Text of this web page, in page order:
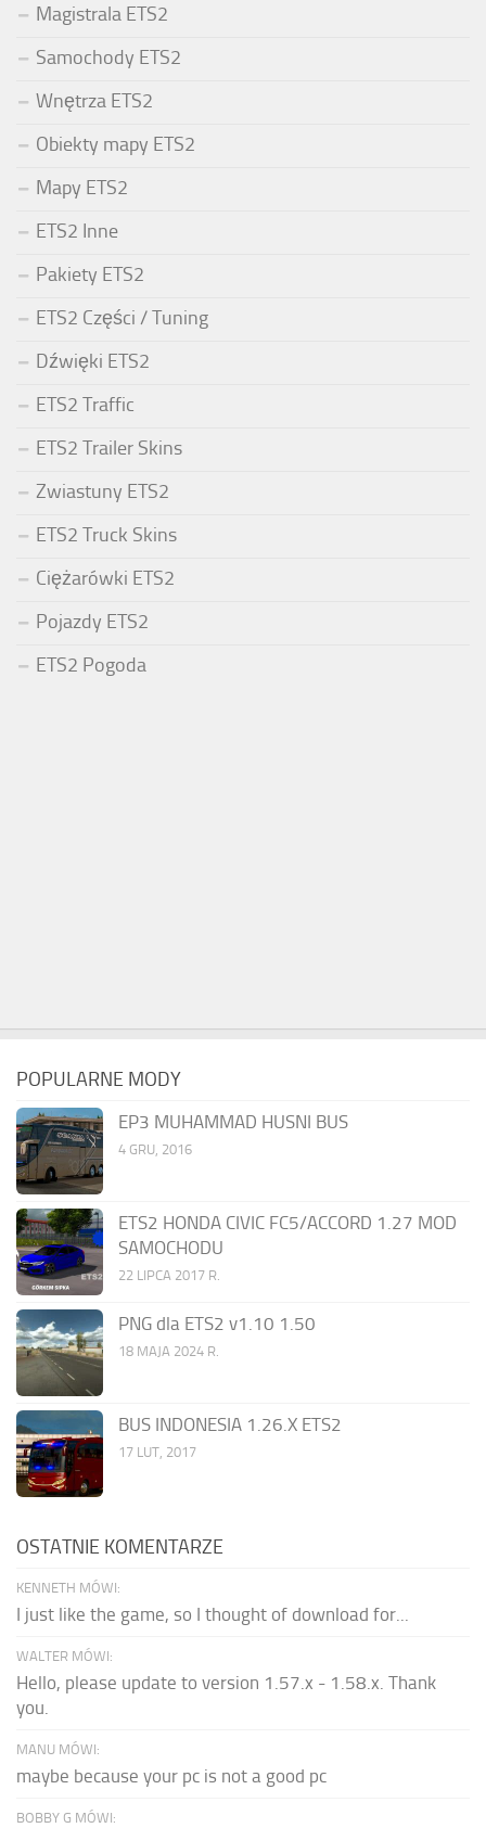
Magistrala ETS2
Samochody ETS2
Wnętrza ETS2
Obiekty mapy ETS2
Mapy ETS2
ETS2 Inne
Pakiety ETS2
ETS2 Części / Tuning
Dźwięki ETS2
ETS2 Traffic
ETS2 Trailer Skins
Zwiastuny ETS2
ETS2 Truck Skins
Ciężarówki ETS2
Pojazdy ETS2
ETS2 Pogoda
POPULARNE MODY
EP3 MUHAMMAD HUSNI BUS
4 GRU, 2016
ETS2 HONDA CIVIC FC5/ACCORD 1.27 MOD
SAMOCHODU
22 LIPCA 2017 R.
PNG dla ETS2 v1.10 1.50
18 MAJA 2024 R.
BUS INDONESIA 1.26.X ETS2
17 LUT, 2017
OSTATNIE KOMENTARZE
KENNETH MÓWI:
I just like the game, so I thought of download for...
WALTER MÓWI:
Hello, please update to version 1.57.x - 1.58.x. Thank
you.
MANU MÓWI:
maybe because your pc is not a good pc
BOBBY G MÓWI: